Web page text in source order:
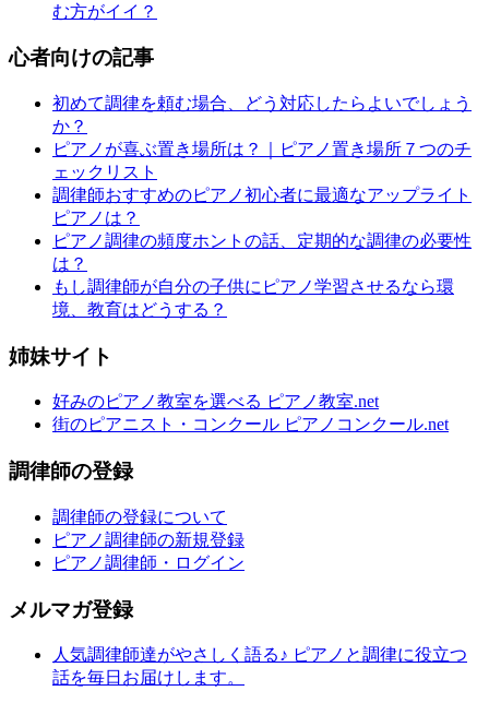
む方がイイ？
心者向けの記事
初めて調律を頼む場合、どう対応したらよいでしょう
か？
ピアノが喜ぶ置き場所は？｜ピアノ置き場所７つのチ
ェックリスト
調律師おすすめのピアノ初心者に最適なアップライト
ピアノは？
ピアノ調律の頻度ホントの話、定期的な調律の必要性
は？
もし調律師が自分の子供にピアノ学習させるなら環
境、教育はどうする？
姉妹サイト
好みのピアノ教室を選べる ピアノ教室.net
街のピアニスト・コンクール ピアノコンクール.net
調律師の登録
調律師の登録について
ピアノ調律師の新規登録
ピアノ調律師・ログイン
メルマガ登録
人気調律師達がやさしく語る♪ ピアノと調律に役立つ
話を毎日お届けします。